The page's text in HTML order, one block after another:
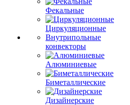
Фекальные
Циркуляционные
Внутрипольные
конвекторы
Алюминиевые
Биметаллические
Дизайнерские